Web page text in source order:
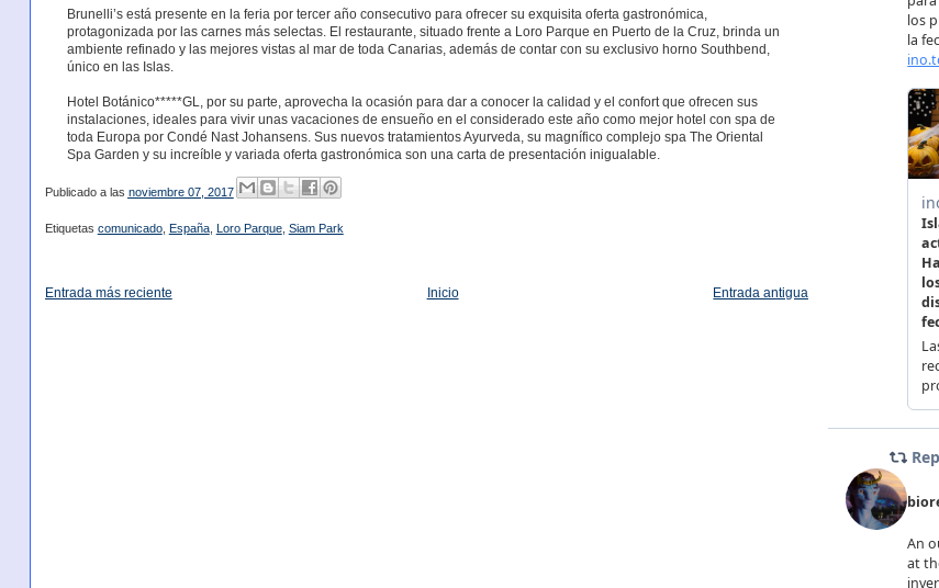
Brunelli’s está presente en la feria por tercer año consecutivo para ofrecer su exquisita oferta gastronómica,
protagonizada por las carnes más selectas. El restaurante, situado frente a Loro Parque en Puerto de la Cruz, brinda un
ambiente refinado y las mejores vistas al mar de toda Canarias, además de contar con su exclusivo horno Southbend,
único en las Islas.
Hotel Botánico*****GL, por su parte, aprovecha la ocasión para dar a conocer la calidad y el confort que ofrecen sus
instalaciones, ideales para vivir unas vacaciones de ensueño en el considerado este año como mejor hotel con spa de
toda Europa por Condé Nast Johansens. Sus nuevos tratamientos Ayurveda, su magnífico complejo spa The Oriental
Spa Garden y su increíble y variada oferta gastronómica son una carta de presentación inigualable.
Publicado a las noviembre 07, 2017
Etiquetas comunicado, España, Loro Parque, Siam Park
Entrada más reciente Entrada antigua
Inicio